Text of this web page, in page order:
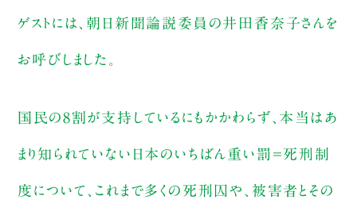
ゲストには、朝日新聞論説委員の井田香奈子さんを
お呼びしました。
国民の8割が支持しているにもかかわらず、 本当はあ
まり知られていない日本のいちばん重い罰＝死刑制
度について、これまで多くの死刑囚や、被害者とその